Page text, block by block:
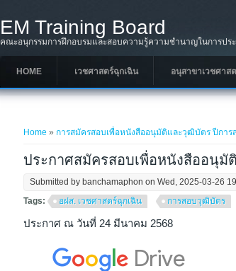
EM Training Board
คณะอนุกรรมการฝึกอบรมและสอบความรู้ความชำนาญในการปร
HOME เวชศาสตร์ฉุกเฉิน อนุสาขาเวชศาส
Home » การสมัครสอบเพื่อหนังสืออนุมัติและวุฒิบัตร ปีการ
ประกาศสมัครสอบเพื่อหนังสืออนุ
Submitted by banchamaphon on Wed, 2025-03-26
Tags:
อฝส. เวชศาสตร์ฉุกเฉิน การสอบวุฒิบัตร
ประกาศ ณ วันที่ 24 มีนาคม 2568